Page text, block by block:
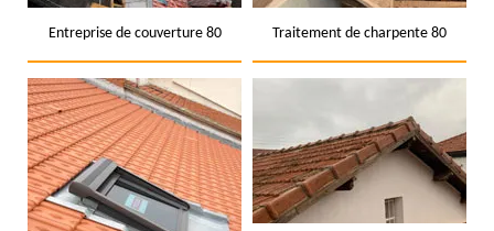
Entreprise de couverture 80 Traitement de charpente 80